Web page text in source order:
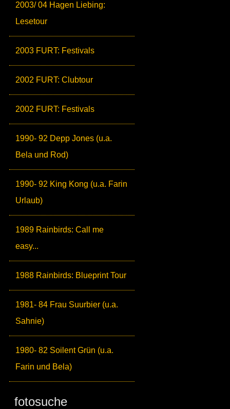
2003/ 04 Hagen Liebing:
Lesetour
2003 FURT: Festivals
2002 FURT: Clubtour
2002 FURT: Festivals
1990- 92 Depp Jones (u.a.
Bela und Rod)
1990- 92 King Kong (u.a. Farin
Urlaub)
1989 Rainbirds: Call me
easy...
1988 Rainbirds: Blueprint Tour
1981- 84 Frau Suurbier (u.a.
Sahnie)
1980- 82 Soilent Grün (u.a.
Farin und Bela)
fotosuche